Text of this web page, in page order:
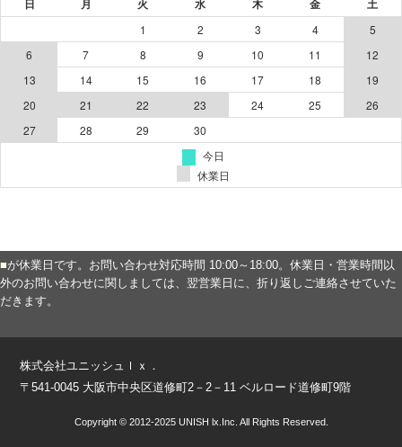
■が休業日です。お問い合わせ対応時間 10:00～18:00。休業日・営業時間以
外のお問い合わせに関しましては、翌営業日に、折り返しご連絡させていた
だきます。
株式会社ユニッシュｌｘ．
〒541-0045 大阪市中央区道修町2－2－11 ベルロード道修町9階
Copyright © 2012-2025 UNISH lx.Inc. All Rights Reserved.